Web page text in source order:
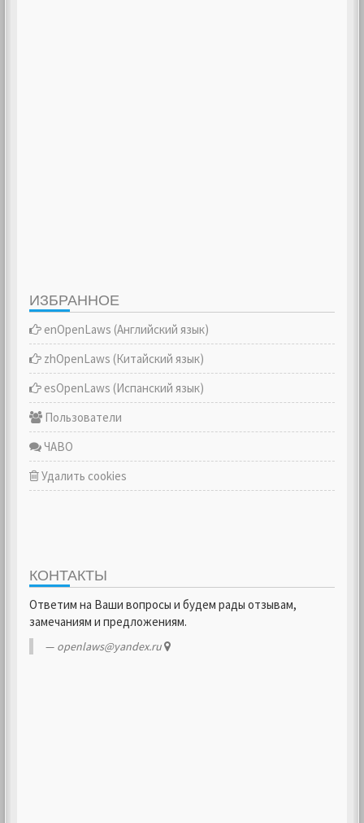
ИЗБРАННОЕ
enOpenLaws (Английский язык)
zhOpenLaws (Китайский язык)
esOpenLaws (Испанский язык)
Пользователи
ЧАВО
Удалить cookies
КОНТАКТЫ
Ответим на Ваши вопросы и будем рады отзывам,
замечаниям и предложениям.
openlaws@yandex.ru